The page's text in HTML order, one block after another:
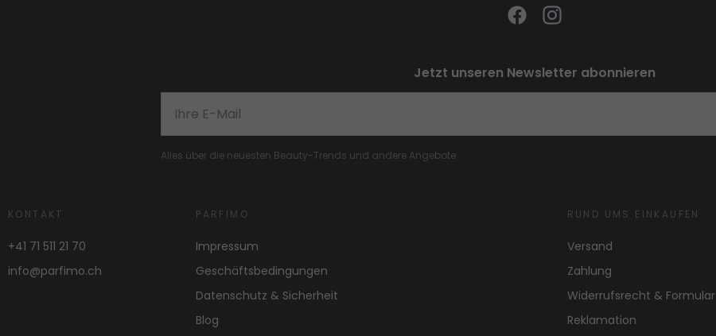
Jetzt unseren Newsletter abonnieren
Alles über die neuesten Beauty-Trends und andere Angebote
PARFIMO
Impressum
Geschäftsbedingungen
Datenschutz & Sicherheit
Blog
RUND UMS EINKAUFEN
Versand
Zahlung
Widerrufsrecht & Formular
Reklamation
KONTAKT
+41 71 511 21 70
info@parfimo.ch